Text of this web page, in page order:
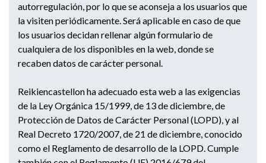
autorregulación, por lo que se aconseja a los usuarios que
la visiten periódicamente. Será aplicable en caso de que
los usuarios decidan rellenar algún formulario de
cualquiera de los disponibles en la web, donde se
recaben datos de carácter personal.
Reikiencastellon ha adecuado esta web a las exigencias
de la Ley Orgánica 15/1999, de 13 de diciembre, de
Protección de Datos de Carácter Personal (LOPD), y al
Real Decreto 1720/2007, de 21 de diciembre, conocido
como el Reglamento de desarrollo de la LOPD. Cumple